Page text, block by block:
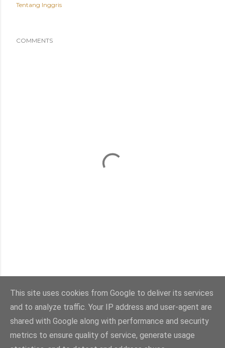
Tentang Inggris
COMMENTS
Powered by Blogger
This site uses cookies from Google to deliver its services
and to analyze traffic. Your IP address and user-agent are
shared with Google along with performance and security
metrics to ensure quality of service, generate usage